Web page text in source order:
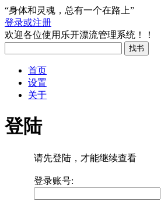
“身体和灵魂，总有一个在路上”
登录或注册
欢迎各位使用乐开漂流管理系统！！
首页
设置
关于
登陆
请先登陆，才能继续查看
登录账号: